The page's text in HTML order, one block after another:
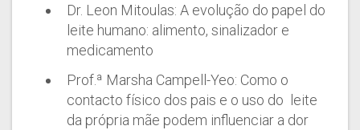
Dr. Leon Mitoulas: A evolução do papel do
leite humano: alimento, sinalizador e
medicamento
Prof.ª Marsha Campell-Yeo: Como o
contacto físico dos pais e o uso do leite
da própria mãe podem influenciar a dor